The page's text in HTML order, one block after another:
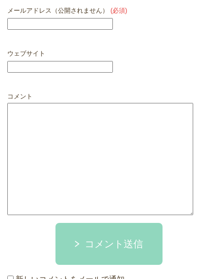
メールアドレス（公開されません） (必須)
ウェブサイト
コメント
コメント送信